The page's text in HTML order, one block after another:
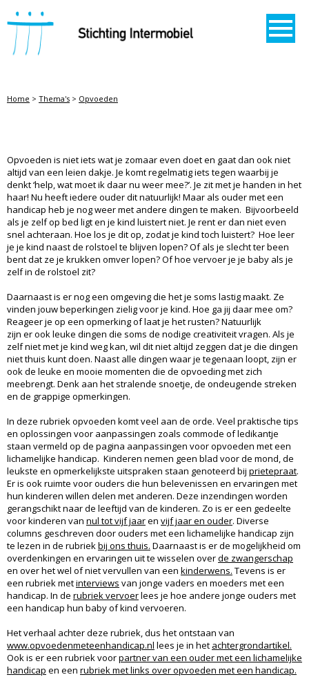
STICHTING INTERMOBIEL
Home > Thema's > Opvoeden
Opvoeden is niet iets wat je zomaar even doet en gaat dan ook niet
altijd van een leien dakje. Je komt regelmatig iets tegen waarbij je
denkt ‘help, wat moet ik daar nu weer mee?’. Je zit met je handen in het
haar! Nu heeft iedere ouder dit natuurlijk! Maar als ouder met een
handicap heb je nog weer met andere dingen te maken. Bijvoorbeeld
als je zelf op bed ligt en je kind luistert niet. Je rent er dan niet even
snel achteraan. Hoe los je dit op, zodat je kind toch luistert? Hoe leer
je je kind naast de rolstoel te blijven lopen? Of als je slecht ter been
bent dat ze je krukken omver lopen? Of hoe vervoer je je baby als je
zelf in de rolstoel zit?
Daarnaast is er nog een omgeving die het je soms lastig maakt. Ze
vinden jouw beperkingen zielig voor je kind. Hoe ga jij daar mee om?
Reageer je op een opmerking of laat je het rusten? Natuurlijk
zijn er ook leuke dingen die soms de nodige creativiteit vragen. Als je
zelf niet met je kind weg kan, wil dit niet altijd zeggen dat je die dingen
niet thuis kunt doen. Naast alle dingen waar je tegenaan loopt, zijn er
ook de leuke en mooie momenten die de opvoeding met zich
meebrengt. Denk aan het stralende snoetje, de ondeugende streken
en de grappige opmerkingen.
In deze rubriek opvoeden komt veel aan de orde. Veel praktische tips
en oplossingen voor aanpassingen zoals commode of ledikantje
staan vermeld op de pagina aanpassingen voor opvoeden met een
lichamelijke handicap. Kinderen nemen geen blad voor de mond, de
leukste en opmerkelijkste uitspraken staan genoteerd bij prietepraat.
Er is ook ruimte voor ouders die hun belevenissen en ervaringen met
hun kinderen willen delen met anderen. Deze inzendingen worden
gerangschikt naar de leeftijd van de kinderen. Zo is er een gedeelte
voor kinderen van nul tot vijf jaaren vijf jaar en ouder. Diverse
columns geschreven door ouders met een lichamelijke handicap zijn
te lezen in de rubriekbij ons thuis. Daarnaast is er de mogelijkheid om
overdenkingen en ervaringen uit te wisselen overde zwangerschap
en over het wel of niet vervullen van een kinderwens. Tevens is er
een rubriek metinterviews van jonge vaders en moeders met een
handicap. In de rubriek vervoerlees je hoe andere jonge ouders met
een handicap hun baby of kind vervoeren.
Het verhaal achter deze rubriek, dus het ontstaan van
www.opvoedenmeteenhandicap.nl lees je in het achtergrondartikel.
Ook is er een rubriek voorpartner van een ouder met een lichamelijke
handicap en een rubriek met links over opvoeden met een handicap.